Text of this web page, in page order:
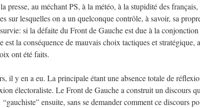
presse, au méchant PS, à la météo, à la stupidité des
sur lesquelles on a un quelconque contrôle, à savoir, sa
si la défaite du Front de Gauche est due à la conjonction
est la conséquence de mauvais choix tactiques et
ont été faits.
il y en a eu. La principale étant une absence totale de
électoraliste. Le Front de Gauche a construit un discours
ensuite, sans se demander comment ce discours